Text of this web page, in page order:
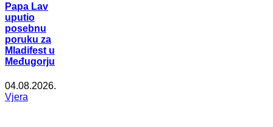
Papa Lav
uputio
posebnu
poruku za
Mladifest u
Međugorju
04.08.2026.
Vjera